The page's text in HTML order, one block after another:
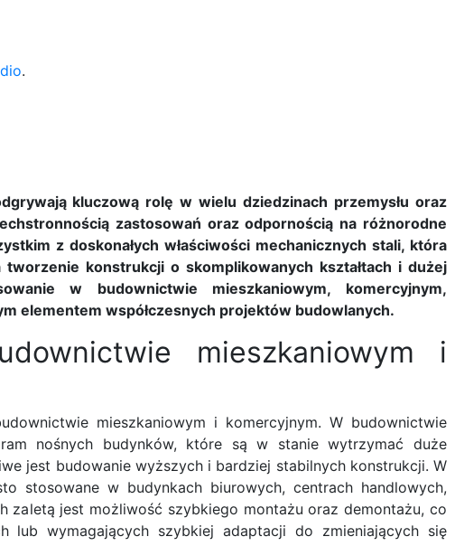
.
kluczową rolę w wielu dziedzinach przemysłu oraz
zastosowań oraz odpornością na różnorodne
z doskonałych właściwości mechanicznych stali, która
konstrukcji o skomplikowanych kształtach i dużej
w budownictwie mieszkaniowym, komercyjnym,
elementem współczesnych projektów budowlanych.
mieszkaniowym i
mieszkaniowym i komercyjnym. W budownictwie
nośnych budynków, które są w stanie wytrzymać duże
jest budowanie wyższych i bardziej stabilnych konstrukcji. W
stosowane w budynkach biurowych, centrach handlowych,
zaletą jest możliwość szybkiego montażu oraz demontażu, co
wymagających szybkiej adaptacji do zmieniających się